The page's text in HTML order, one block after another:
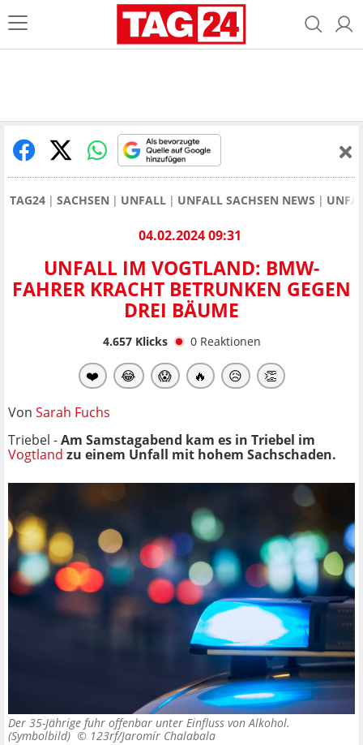
TAG24 SACHSEN UNFALL UNFALL SACHSEN NEWS
04.02.2024 09:31
UNFALL IM VOGTLAND: BMW-
FAHRER KRACHT BETRUNKEN GEGEN
DREI BÄUME
4.657Klicks 0 Reaktionen
❤️ 😂 😱 🔥 😥 👏
Von Sarah Fuchs
Triebel -Am Samstagabend kam es in Triebel im
Vogtland zu einem Unfall mit hohem Sachschaden.
Der 35-Jährige fuhr offenbar unter Einfluss von Alkohol.
(Symbolbild) © 123rf/Jaromír Chalabala